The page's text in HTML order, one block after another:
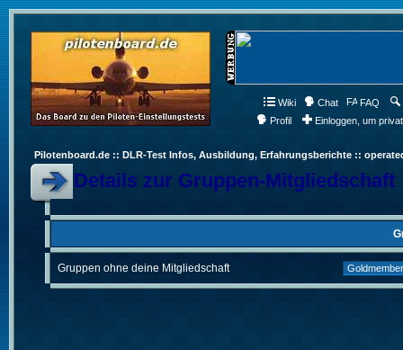
Wiki Chat FAQ
Profil
Einloggen, um
Pilotenboard.de :: DLR-Test Infos, Ausbildung, Erfahrungsberichte ::
Details zur Gruppen-Mitgliedschaft
Gruppen ohne deine Mitgliedschaft